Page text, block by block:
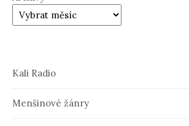
Kali Radio
Menšinové žánry